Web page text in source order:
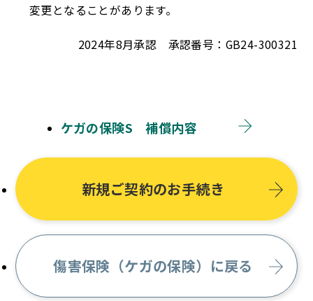
変更となることがあります。
2024年8月承認 承認番号：GB24-300321
ケガの保険S 補償内容
新規ご契約のお手続き
傷害保険（ケガの保険）に戻る